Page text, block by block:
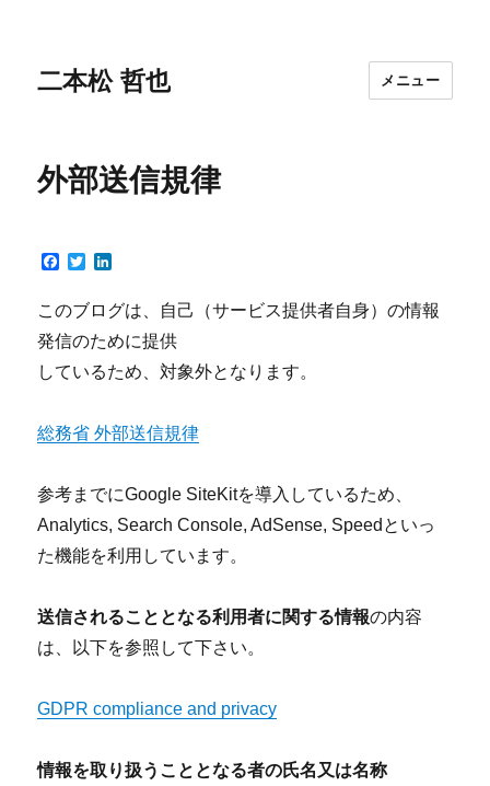
二本松 哲也 メニュー
外部送信規律
F
e
b
o
o
k
T
t
e
r
k
e
d
I
n
このブログは、自己（サービス提供者自身）の情報
発信のために提供
しているため、対象外となります。
総務省 外部送信規律
参考までにGoogle SiteKitを導入しているため、
Analytics, Search Console, AdSense, Speedといっ
た機能を利用しています。
送信されることとなる利用者に関する情報の内容
は、以下を参照して下さい。
GDPR compliance and privacy
情報を取り扱うこととなる者の氏名又は名称